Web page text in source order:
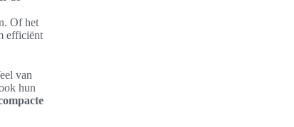
Of het
efficiënt
van
hun